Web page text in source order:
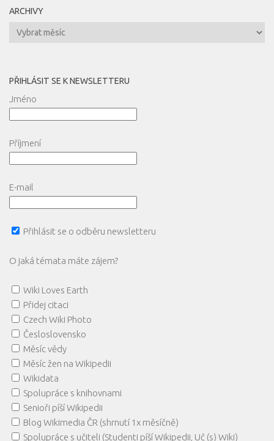
ARCHIVY
Archivy
PŘIHLÁSIT SE K NEWSLETTERU
Jméno
Příjmení
E-mail
Přihlásit se o odběru newsletteru
O jaká témata máte zájem?
Wiki Loves Earth
Přidej citaci
Czech Wiki Photo
Česloslovensko
Měsíc vědy
Měsíc žen na Wikipedii
Wikidata
Spolupráce s knihovnami
Senioři píší Wikipedii
Blog Wikimedia ČR (shrnutí 1x měsíčně)
Spolupráce s učiteli (Studenti píší Wikipedii, Uč (s) Wiki)